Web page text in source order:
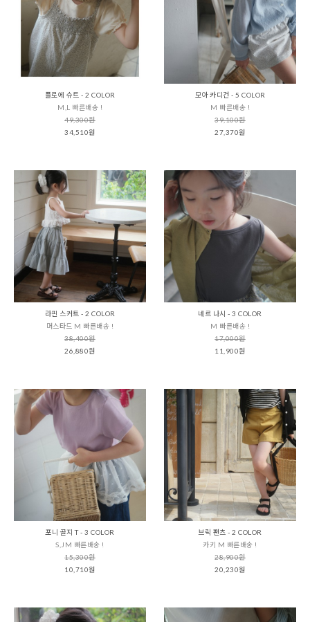
플로에 슈트 - 2 COLOR
M,L 빠른배송 !
49,300원
34,510원
모아 카디건 - 5 COLOR
M 빠른배송 !
39,100원
27,370원
라핀 스커트 - 2 COLOR
머스타드 M 빠른배송 !
38,400원
26,880원
네르 나시 - 3 COLOR
M 빠른배송 !
17,000원
11,900원
포니 골지 T - 3 COLOR
S,JM 빠른배송 !
15,300원
10,710원
브릭 팬츠 - 2 COLOR
카키 M 빠른배송 !
28,900원
20,230원